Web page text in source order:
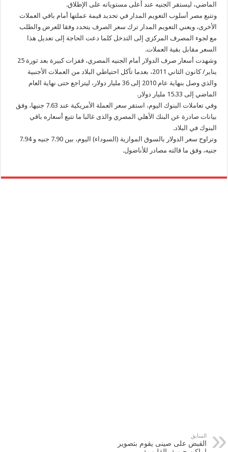
الماضي، ليستقر الجنيه عند أعلى مستوياته على الإطلاق.
وتتبع مصر أسلوب التعويم المدار في تحديد قيمة عملتها أمام باقي العملات
الأخرى، ويعني التعويم المدار ترك سعر الصرف يتحدد وفقا للعرض والطلب
مع لجوء المصرف المركزي إلى التدخل كلما دعت الحاجة إلى تعديل هذا
السعر مقابل بقية العملات.
وشهدت أسعار صرف الدولار أمام الجنيه المصري، قفزات كبيرة بعد ثورة 25
يناير/ كانون الثاني 2011، بعدما تآكل احتياطي البلاد من العملات الأجنبية
والذي وصل بنهاية عام 2010 إلى 36 مليار دولار، ليتراجع حتى نهاية العام
الماضي إلى 15.33 مليار دولار.
وفي تعاملات البنوك اليوم، استقر سعر العملة الأمريكية عند 7.63 جنيها، وفق
بيانات صادرة عن البنك الأهلي المصري والذى غالبا ما تتبع أسعاره باقي
البنوك في البلاد.
وتراوح سعر الدولار بالسوق الموازية (السوداء) اليوم، بين 7.90 جنيه و 7.94
جنيه، وفق ما قالته مصادر للأناضول.
السابق
القبض على صينى يقوم بتصوير